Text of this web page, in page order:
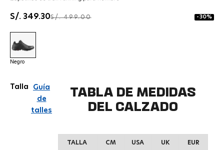
Precio de oferta
S/. 349.30PRECIO NORMAL
S/. 499.00 -30%
Negro
Talla
Guía
de
talles
TABLA DE MEDIDAS
DEL CALZADO
TALLA CM USA UK EUR